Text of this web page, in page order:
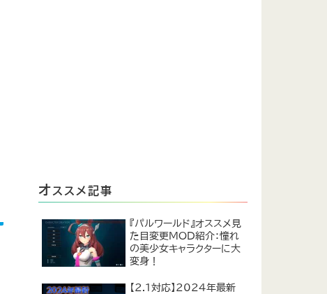
オ ススメ記事
『パルワールド』オススメ見
た目変更MOD紹介：憧れ
の美少女キャラクターに大
変身！
【2.1対応】2024年最新